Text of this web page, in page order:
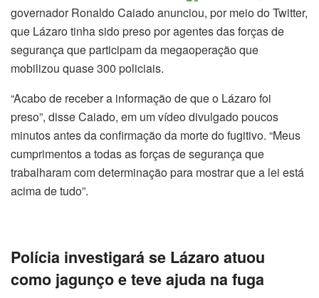
governador Ronaldo Caiado anunciou, por meio do Twitter,
que Lázaro tinha sido preso por agentes das forças de
segurança que participam da megaoperação que
mobilizou quase 300 policiais.
“Acabo de receber a informação de que o Lázaro foi
preso”, disse Caiado, em um vídeo divulgado poucos
minutos antes da confirmação da morte do fugitivo. “Meus
cumprimentos a todas as forças de segurança que
trabalharam com determinação para mostrar que a lei está
acima de tudo”.
Polícia investigará se Lázaro atuou
como jagunço e teve ajuda na fuga